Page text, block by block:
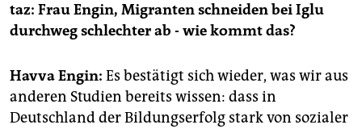
genossenschaft
taz: Frau Engin, Migranten schneiden bei Iglu
durchweg schlechter ab - wie kommt das?
Havva Engin: Es bestätigt sich wieder, was wir aus
anderen Studien bereits wissen: dass in
Deutschland der Bildungserfolg stark von sozialer